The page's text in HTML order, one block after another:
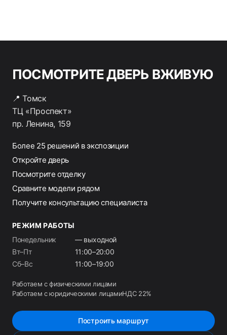
ПОСМОТРИТЕ ДВЕРЬ ВЖИВУЮ
📍 Томск
ТЦ «Проспект»
пр. Ленина, 159
Более 25 решений в экспозиции
Откройте дверь
Посмотрите отделку
Сравните модели рядом
Получите консультацию специалиста
РЕЖИМ РАБОТЫ
Понедельник
— выходной
Вт–Пт
11:00–20:00
Сб–Вс
11:00–19:00
Работаем с физическими лицами
Работаем с юридическими лицамиНДС 22%
Построить маршрут